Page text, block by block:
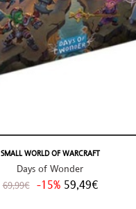
SMALL WORLD OF WARCRAFT
Days of Wonder
69,99€ -15% 59,49€